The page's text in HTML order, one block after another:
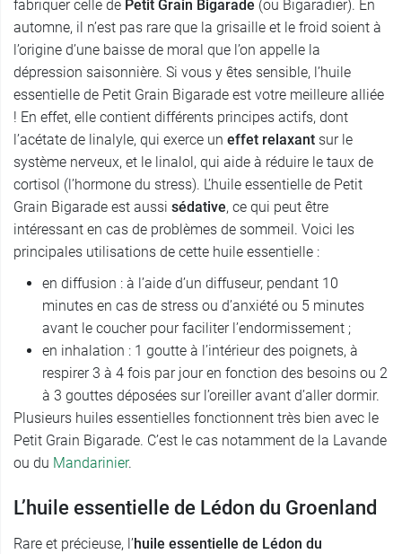
fabriquer celle de Petit Grain Bigarade (ou Bigaradier). En
automne, il n’est pas rare que la grisaille et le froid soient à
l’origine d’une baisse de moral que l’on appelle la
dépression saisonnière. Si vous y êtes sensible, l’huile
essentielle de Petit Grain Bigarade est votre meilleure alliée
! En effet, elle contient différents principes actifs, dont
l’acétate de linalyle, qui exerce un effet relaxant sur le
système nerveux, et le linalol, qui aide à réduire le taux de
cortisol (l’hormone du stress). L’huile essentielle de Petit
Grain Bigarade est aussi sédative, ce qui peut être
intéressant en cas de problèmes de sommeil. Voici les
principales utilisations de cette huile essentielle :
en diffusion : à l’aide d’un diffuseur, pendant 10
minutes en cas de stress ou d’anxiété ou 5 minutes
avant le coucher pour faciliter l’endormissement ;
en inhalation : 1 goutte à l’intérieur des poignets, à
respirer 3 à 4 fois par jour en fonction des besoins ou 2
à 3 gouttes déposées sur l’oreiller avant d’aller dormir.
Plusieurs huiles essentielles fonctionnent très bien avec le
Petit Grain Bigarade. C’est le cas notamment de la Lavande
ou du Mandarinier.
L’huile essentielle de Lédon du Groenland
Rare et précieuse, l’huile essentielle de Lédon du